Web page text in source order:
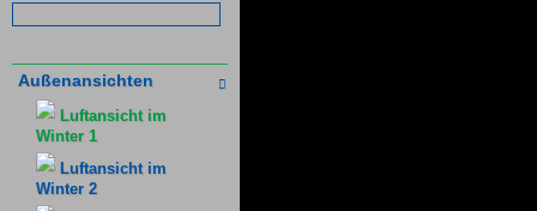
Außenansichten
Luftansicht im
Winter 1
Luftansicht im
Winter 2